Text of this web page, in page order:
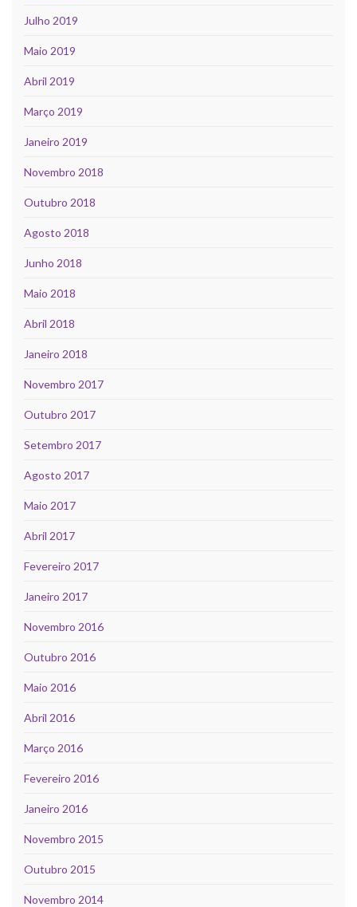
Julho 2019
Maio 2019
Abril 2019
Março 2019
Janeiro 2019
Novembro 2018
Outubro 2018
Agosto 2018
Junho 2018
Maio 2018
Abril 2018
Janeiro 2018
Novembro 2017
Outubro 2017
Setembro 2017
Agosto 2017
Maio 2017
Abril 2017
Fevereiro 2017
Janeiro 2017
Novembro 2016
Outubro 2016
Maio 2016
Abril 2016
Março 2016
Fevereiro 2016
Janeiro 2016
Novembro 2015
Outubro 2015
Novembro 2014